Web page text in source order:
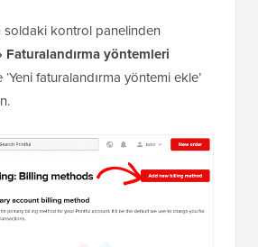
soldaki kontrol panelinden
Faturalandırma yöntemleri
faturalandırma yöntemi ekle’